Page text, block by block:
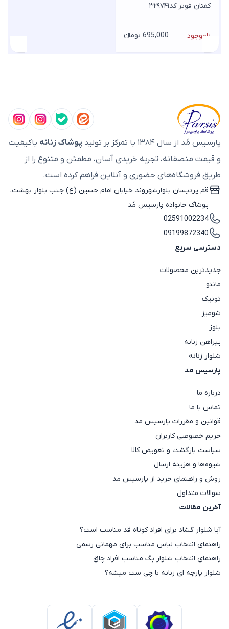
کفتان فوتر کد۳۲۹۷۴۱
ناموجود 695,000 تومانء
پارسیس مُد از سال ۱۳۸۴ با تمرکز بر تولید پوشاک زنانه باکیفیت
و قیمت منصفانه، تجربه خریدی آسان، مطمئن و متنوع را از
طریق فروشگاه‌های حضوری و آنلاین فراهم کرده است.
قم پردیسان بلوارشهروند خیابان امام حسین (ع) جنب بلوار بهشت،
پوشاک خانواده پارسیس مُد
02591002234
09199872340
دسترسی سریع
جدیدترین محصولات
مانتو
تونیک
شومیز
بلوز
پیراهن زنانه
شلوار زنانه
پارسیس مد
درباره ما
تماس با ما
قوانین و مقررات پارسیس مد
حریم خصوصی کاربران
سیاست بازگشت و تعویض کالا
شیوه‌ها و هزینه ارسال
روش و راهنمای خرید از پارسیس مد
سوالات متداول
آخرین مقالات
آیا شلوار گشاد برای افراد کوتاه قد مناسب است؟
راهنمای انتخاب لباس مناسب برای مهمانی رسمی
راهنمای انتخاب شلوار بگ مناسب افراد چاق
شلوار پارچه ای زنانه با چی ست میشه؟